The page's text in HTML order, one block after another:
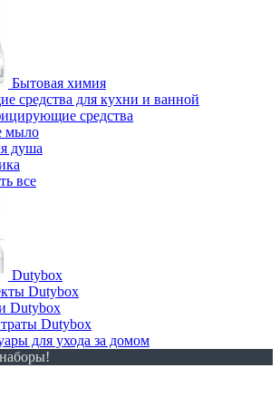
Бытовая химия
средства для кухни и ванной
средства
мыло
душа
все
Dutybox
Dutybox
Dutybox
Dutybox
для ухода за домом